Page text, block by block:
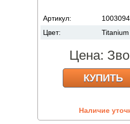
Артикул:
Цвет:
Titanium
Цена:
КУПИТЬ
Наличие